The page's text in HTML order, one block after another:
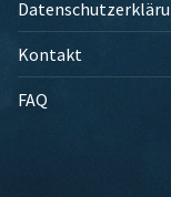
Kontakt
FAQ